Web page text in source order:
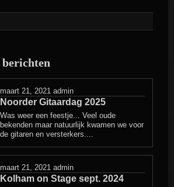
maart 21, 2021 admin
Noorder Gitaardag 2025
Was weer een feestje... Veel oude
bekenden maar natuurlijk kwamen we voor
de gitaren en versterkers....
maart 21, 2021 admin
Kolham on Stage sept. 2024